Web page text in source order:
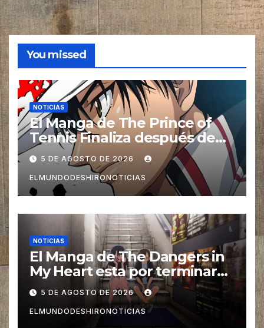
You missed
NOTICIAS
El Manga de The Prince of
Tennis Finaliza después de
27 años
5 DE AGOSTO DE 2026
ELMUNDODESHIRONOTICIAS
NOTICIAS
El Manga de The Dangers in
My Heart esta por terminar
en tan solo 3 capítulos
5 DE AGOSTO DE 2026
ELMUNDODESHIRONOTICIAS